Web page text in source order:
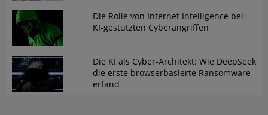
Die Rolle von Internet Intelligence bei
KI-gestützten Cyberangriffen
Die KI als Cyber-Architekt: Wie DeepSeek
die erste browserbasierte Ransomware
erfand